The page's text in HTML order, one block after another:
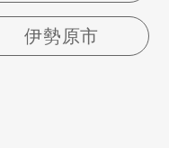
伊勢原市